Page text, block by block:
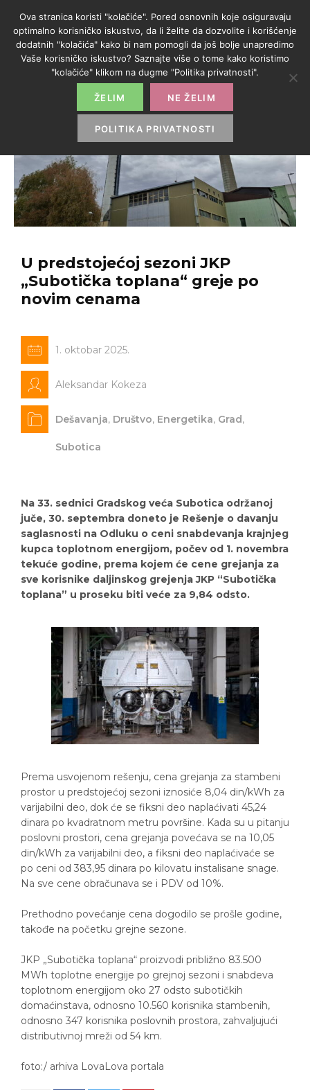
U predstojećoj sezoni JKP
„Subotička toplana“ greje po
novim cenama
1. oktobar 2025.
Aleksandar Kokeza
Dešavanja, Društvo, Energetika, Grad,
Subotica
Na 33. sednici Gradskog veća Subotica održanoj
juče, 30. septembra doneto je Rešenje o davanju
saglasnosti na Odluku o ceni snabdevanja krajnjeg
kupca toplotnom energijom, počev od 1. novembra
tekuće godine, prema kojem će cene grejanja za
sve korisnike daljinskog grejenja JKP “Subotička
toplana” u proseku biti veće za 9,84 odsto.
Prema usvojenom rešenju, cena grejanja za stambeni
prostor u predstojećoj sezoni iznosiće 8,04 din/kWh za
varijabilni deo, dok će se fiksni deo naplaćivati 45,24
dinara po kvadratnom metru površine. Kada su u pitanju
poslovni prostori, cena grejanja povećava se na 10,05
din/kWh za varijabilni deo, a fiksni deo naplaćivaće se
po ceni od 383,95 dinara po kilovatu instalisane snage.
Na sve cene obračunava se i PDV od 10%.
Prethodno povećanje cena dogodilo se prošle godine,
takođe na početku grejne sezone.
JKP „Subotička toplana“ proizvodi približno 83.500
MWh toplotne energije po grejnoj sezoni i snabdeva
toplotnom energijom oko 27 odsto subotičkih
domaćinstava, odnosno 10.560 korisnika stambenih,
odnosno 347 korisnika poslovnih prostora, zahvaljujući
distributivnoj mreži od 54 km.
foto:/ arhiva LovaLova portala
Ova stranica koristi "kolačiće". Pored osnovnih koje osiguravaju
optimalno korisničko iskustvo, da li želite da dozvolite i korišćenje
dodatnih "kolačića" kako bi nam pomogli da još bolje unapredimo
Vaše korisničko iskustvo? Saznajte više o tome kako koristimo
"kolačiće" klikom na dugme "Politika privatnosti".
ŽELIM NE ŽELIM
POLITIKA PRIVATNOSTI